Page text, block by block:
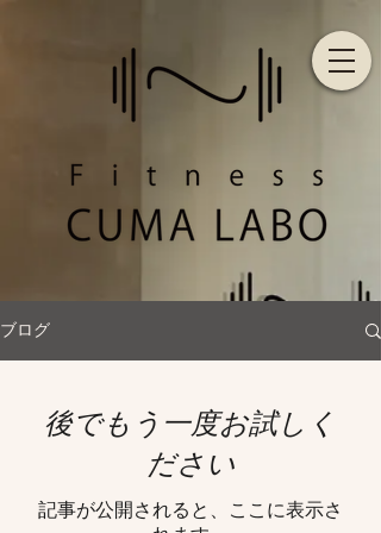
ブログ
後でもう一度お試しく
ださい
記事が公開されると、ここに表示さ